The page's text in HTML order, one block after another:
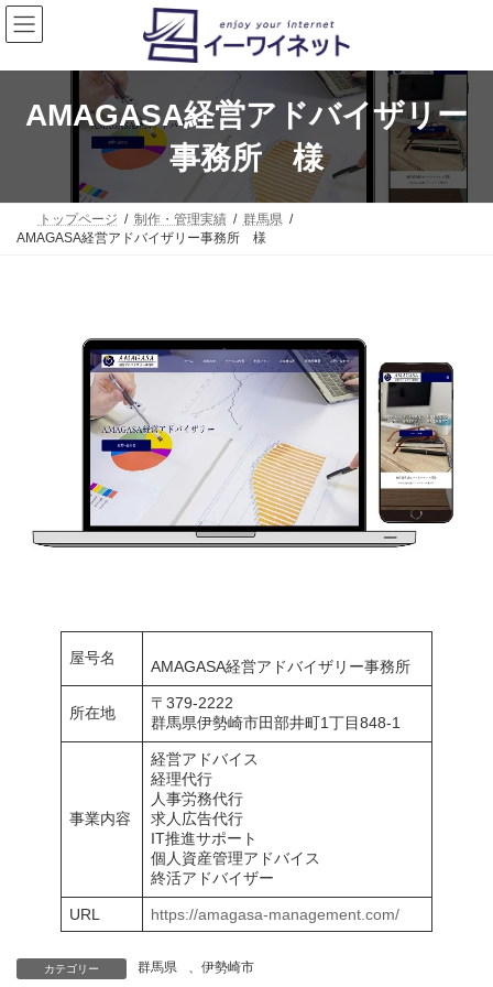
コ
ン
テ
ン
ナ
ビ
ゲ
ー
AMAGASA経営アドバイザリー
事務所 様
トップページ 制作・管理実績
群馬県
AMAGASA経営アドバイザリー事務所 様
屋号名 AMAGASA経営アドバイザリー事務所
所在地
〒379-2222
群馬県伊勢崎市田部井町1丁目848-1
事業内容
経営アドバイス
経理代行
人事労務代行
求人広告代行
IT推進サポート
個人資産管理アドバイス
終活アドバイザー
URL https://amagasa-management.com/
カテゴリー 群馬県 伊勢崎市